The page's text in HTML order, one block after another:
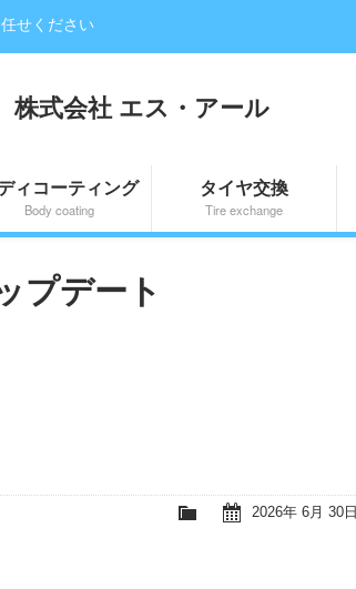
せください
株式会社 エス・アール
ィコーティング
Body coating
タイヤ交換
Tire exchange
プデート
2026年 6月 30日